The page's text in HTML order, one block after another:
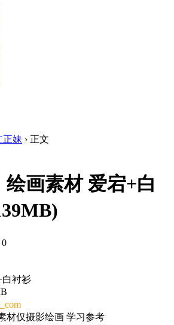
正妹 › 正文
绘画素材 爱宕+白
0
白衬衫
材仅摄影绘画 学习参考